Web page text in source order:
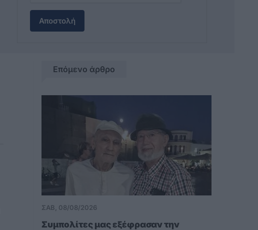
Αποστολή
Επόμενο άρθρο
ΣΑΒ, 08/08/2026
Συμπολίτες μας εξέφρασαν την